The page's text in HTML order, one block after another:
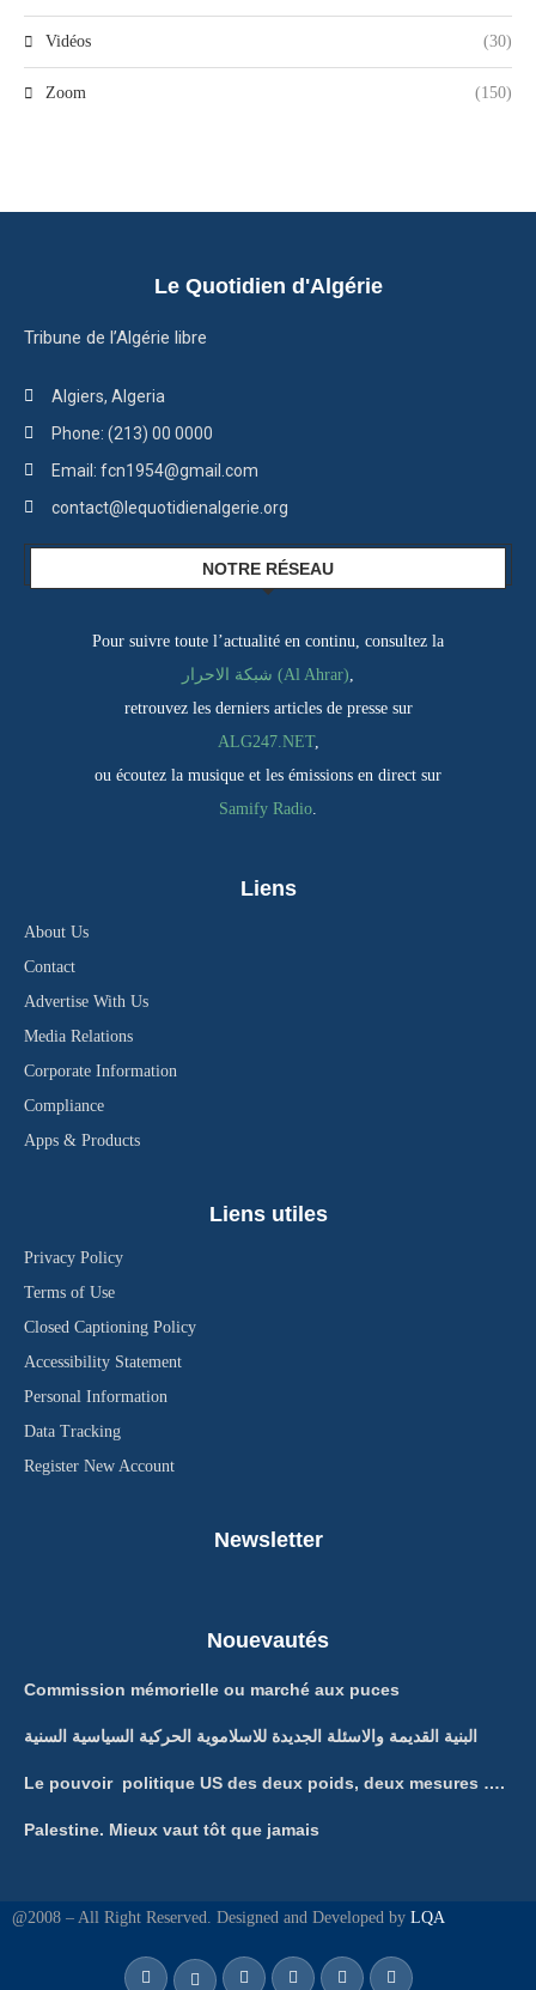
Vidéos (30)
Zoom (150)
Le Quotidien d'Algérie
Tribune de l’Algérie libre
Algiers, Algeria
Phone: (213) 00 0000
Email: fcn1954@gmail.com
contact@lequotidienalgerie.org
NOTRE RÉSEAU
Pour suivre toute l’actualité en continu, consultez la
شبكة الاحرار (Al Ahrar),
retrouvez les derniers articles de presse sur
ALG247.NET,
ou écoutez la musique et les émissions en direct sur
Samify Radio.
Liens
About Us
Contact
Advertise With Us
Media Relations
Corporate Information
Compliance
Apps & Products
Liens utiles
Privacy Policy
Terms of Use
Closed Captioning Policy
Accessibility Statement
Personal Information
Data Tracking
Register New Account
Newsletter
Nouevautés
Commission mémorielle ou marché aux puces
البنية القديمة والاسئلة الجديدة للاسلاموية الحركية السياسية السنية
Le pouvoir politique US des deux poids, deux mesures ….
Palestine. Mieux vaut tôt que jamais
@2008 – All Right Reserved. Designed and Developed by LQA